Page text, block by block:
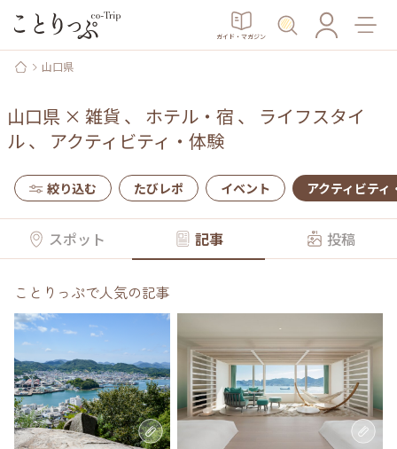
ガイド・マガジン
山口県
山口県 × 雑貨 、 ホテル・宿 、 ライフスタイ
ル、 アクティビティ・体験
絞り込む たびレポ イベント アクティビティ
スポット 記事 投稿
ことりっぷで人気の記事